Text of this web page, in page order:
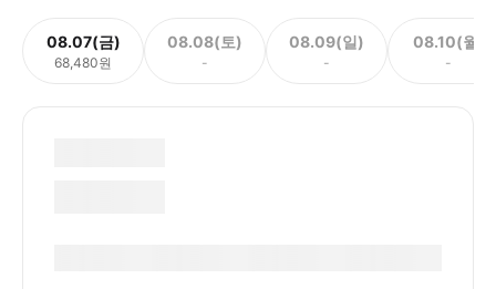
08.07(금)
68,480원
08.08(토)
-
08.09(일)
-
08.10(월)
-